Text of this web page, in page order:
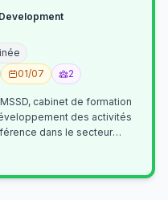
01/07 2
cabinet de formation
des activités
dans le secteur